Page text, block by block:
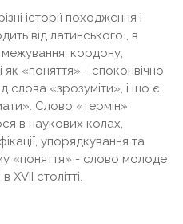
історії походження і
від латинського , в
кордону,
«поняття» - споконвічно
слова «зрозуміти», і що є
Слово «термін»
в наукових колах,
упорядкування та
«поняття» - слово молоде
XVII столітті.